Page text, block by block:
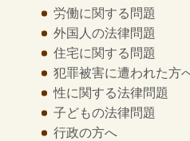
労働に関する問題
外国人の法律問題
住宅に関する問題
犯罪被害に遭われた方
性に関する法律問題
子どもの法律問題
行政の方へ